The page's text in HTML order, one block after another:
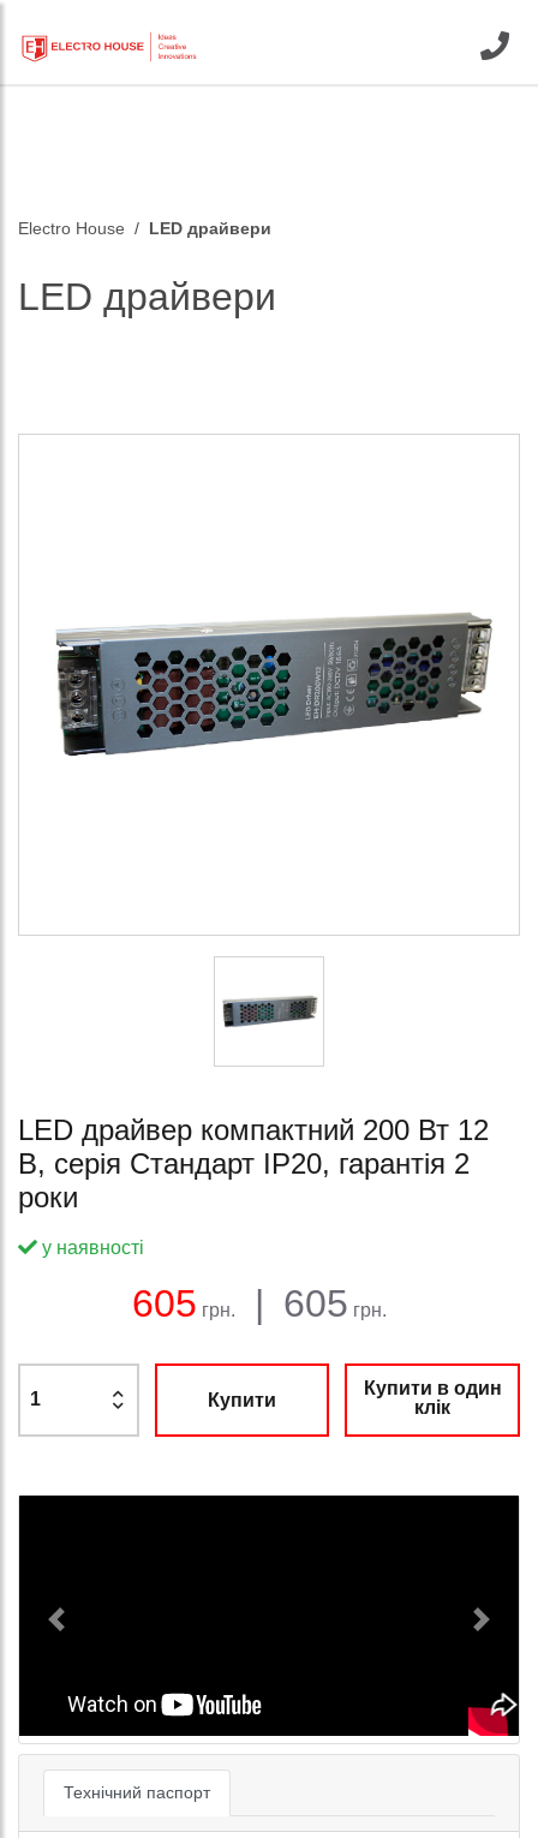
Electro House LED драйвери
LED драйвери
LED драйвер компактний 200 Вт 12
В, серія Стандарт IP20, гарантія 2
роки
Баланс:
у наявності
605 грн. | 605 грн.
Купити
Купити в один
клік
Previous Next
Технічний паспорт